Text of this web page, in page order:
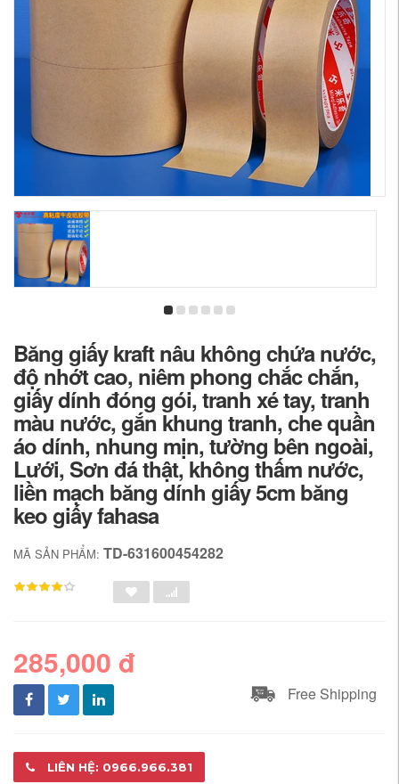
Băng giấy kraft nâu không chứa nước,
độ nhớt cao, niêm phong chắc chắn,
giấy dính đóng gói, tranh xé tay, tranh
màu nước, gắn khung tranh, che quần
áo dính, nhung mịn, tường bên ngoài,
Lưới, Sơn đá thật, không thấm nước,
liền mạch băng dính giấy 5cm băng
keo giấy fahasa
MÃ SẢN PHẨM: TD-631600454282
285,000 đ
Free Shipping
LIÊN HỆ: 0966.966.381